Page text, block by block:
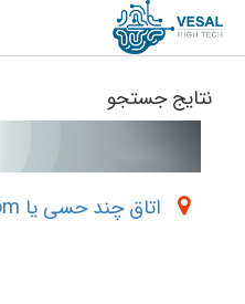
نتایج جستجو
اتاق چند حسی یا Snoezelen Room